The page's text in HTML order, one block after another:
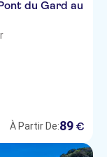
du Gard au
À Partir De:89 €